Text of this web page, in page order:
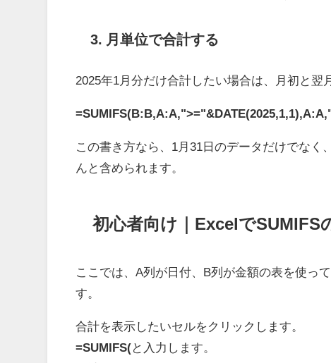
3. 月単位で合計する
2025年1月分だけ合計したい場合は、月初と翌
この書き方なら、1月31日のデータだけでなく
んと含められます。
初心者向け｜ExcelでSUMIFS
ここでは、A列が日付、B列が金額の表を使っ
す。
合計を表示したいセルをクリックします。
=SUMIFS(と入力します。